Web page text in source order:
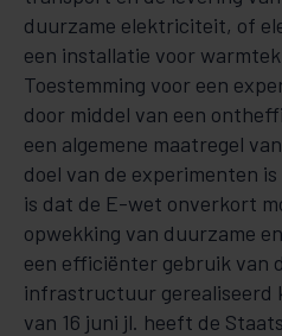
duurzame elektriciteit, of
een installatie voor
Toestemming voor een
door middel van een
een algemene maatregel
doel van de experimenten
is dat de E-wet onverkort
opwekking van duurzame
een efficiënter gebruik van
infrastructuur gerealiseerd
van 16 juni jl. heeft de